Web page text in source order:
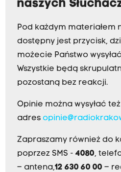
naszych
Pod każdym materiałem
dostępny jest przycisk,
możecie Państwo
Wszystkie będą
pozostaną bez reakcji.
Opinie można wysyłać
adres
Zapraszamy również do
poprzez SMS - 4080,
– antena,12 630 60 00 –